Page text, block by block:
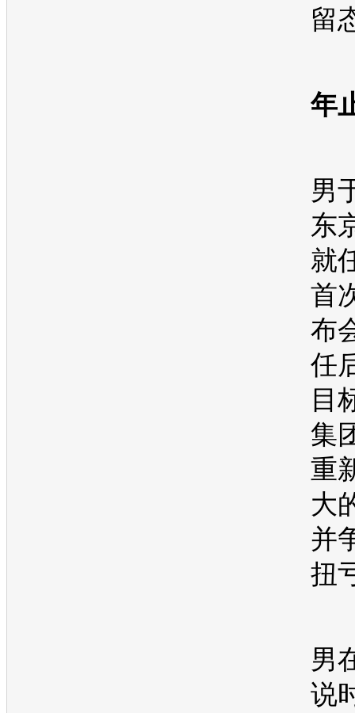
留
年
男
东
就
首
布
任
目
集
重
大
并
扭
男
说